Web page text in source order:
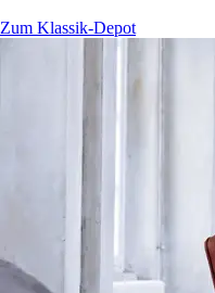
Zum Klassik-Depot